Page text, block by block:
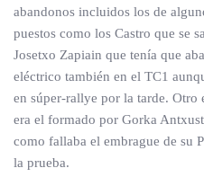
abandonos incluidos los de
puestos como los Castro que se
Josetxo Zapiain que tenía que
eléctrico también en el TC1
en súper-rallye por la tarde. Otro
era el formado por Gorka
como fallaba el embrague de su
la prueba.